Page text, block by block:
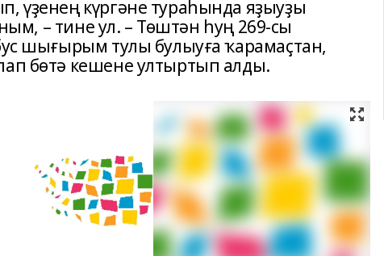
үҙенең күргәне тураһында яҙыуҙы
– тине ул. – Төштән һуң 269-сы
шығырым тулы булыуға ҡарамаҫтан,
бөтә кешене ултыртып алды.